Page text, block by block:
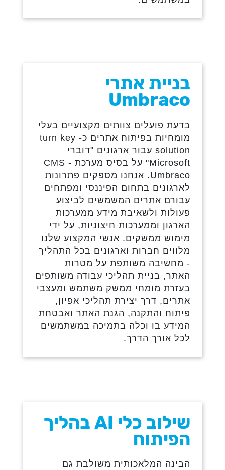
בניית אתרי
Umbraco
בדעת פועלים צוותים מקצועיים בעלי
מומחיות בפיתוח אתרים כ- turn key
solution עבור ארגונים "דוברי
Microsoft" על בסיס מערכת CMS -
Umbraco. אנחנו מספקים פתרונות
לארגונים בתחום הפיננסי ומפתחים
עבורם אתרים המשמשים לביצוע
פעולות ולשאיבת מידע ממערכות
הארגון וממערכות חיצוניות, על ידי
מימוש ממשקים. אנשי המקצוע שלנו
מלווים חברות וארגונים בכל התהליך
- מחשיבה משותפת על מטרות
האתר, בניית תהליכי עבודה משותפים
בעזרת מומחי ממשק משתמש ומעצבי
אתרים, דרך יצירת תהליכי אפיון,
פיתוח והתקנה, הגנת האתר ואבטחת
המידע בו וכלה בתמיכה במשתמשים
לכל אורך הדרך.
שילוב כלי AI בהליך
הפיתוח
הבינה המלאכותית משולבת גם